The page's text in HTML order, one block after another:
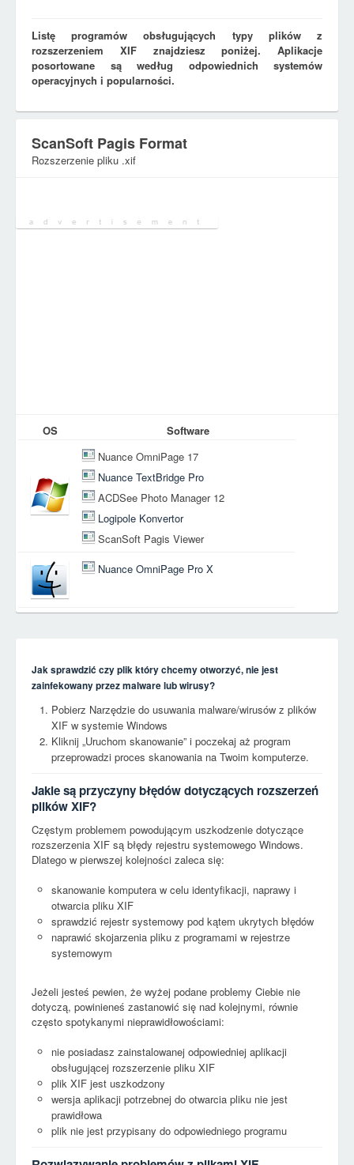
Listę programów obsługujących typy plików z
rozszerzeniem XIF znajdziesz poniżej. Aplikacje
posortowane są według odpowiednich systemów
operacyjnych i popularności.
ScanSoft Pagis Format
Rozszerzenie pliku .xif
OS
Software
Nuance OmniPage 17
Nuance TextBridge Pro
ACDSee Photo Manager 12
Logipole Konvertor
ScanSoft Pagis Viewer
Nuance OmniPage Pro X
Jak sprawdzić czy plik który chcemy otworzyć, nie jest
zainfekowany przez malware lub wirusy?
Pobierz Narzędzie do usuwania malware/wirusów z plików
XIF w systemie Windows
Kliknij „Uruchom skanowanie” i poczekaj aż program
przeprowadzi proces skanowania na Twoim komputerze.
Jakie są przyczyny błędów dotyczących rozszerzeń
plików XIF?
Częstym problemem powodującym uszkodzenie dotyczące
rozszerzenia XIF są błędy rejestru systemowego Windows.
Dlatego w pierwszej kolejności zaleca się:
skanowanie komputera w celu identyfikacji, naprawy i
otwarcia pliku XIF
sprawdzić rejestr systemowy pod kątem ukrytych błędów
naprawić skojarzenia pliku z programami w rejestrze
systemowym
Jeżeli jesteś pewien, że wyżej podane problemy Ciebie nie
dotyczą, powinieneś zastanowić się nad kolejnymi, równie
często spotykanymi nieprawidłowościami:
nie posiadasz zainstalowanej odpowiedniej aplikacji
obsługującej rozszerzenie pliku XIF
plik XIF jest uszkodzony
wersja aplikacji potrzebnej do otwarcia pliku nie jest
prawidłowa
plik nie jest przypisany do odpowiedniego programu